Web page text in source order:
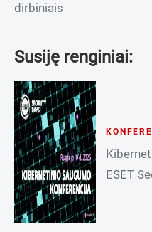
dirbiniais
Susiję renginiai:
ESET